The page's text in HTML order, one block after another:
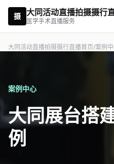
摄 大同活动直播拍摄摄行
医学手术直播服务
大同活动直播拍摄摄行直播首页/案例
案例中心
大同展台搭
例